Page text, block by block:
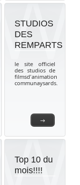
→
STUDIOS
DES
REMPARTS
le site officiel
des studios de
filmsd'animation
communaysards.
Top 10 du
mois!!!!